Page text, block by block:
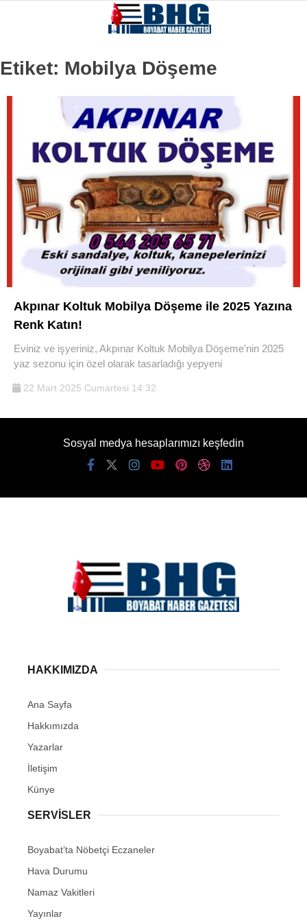
Etiket: Mobilya Döşeme
Akpınar Koltuk Mobilya Döşeme ile 2025 Yazına
Renk Katın!
Eviniz ve işyeriniz, Akpınar Koltuk Mobilya Döşeme'nin 2025
yaz sezonu için özel olarak tasarladığı yepyeni
22 Mart 2025 Cumartesi 14:32
Sosyal medya hesaplarımızı keşfedin
HAKKIMIZDA
Ana Sayfa
Hakkımızda
Yazarlar
İletişim
Künye
SERVISLER
Boyabat’ta Nöbetçi Eczaneler
Hava Durumu
Namaz Vakitleri
Yayınlar